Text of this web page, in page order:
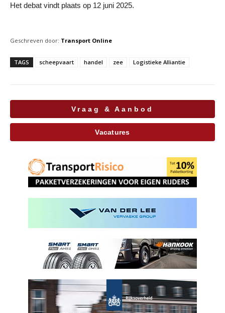
Het debat vindt plaats op 12 juni 2025.
Geschreven door: Transport Online
TAGS scheepvaart handel zee Logistieke Alliantie
Vraag & Aanbod
Vacatures